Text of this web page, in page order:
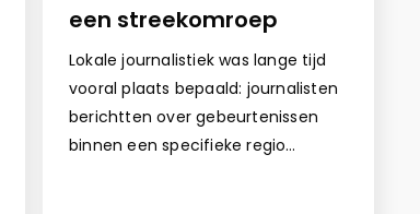
een streekomroep
Lokale journalistiek was lange tijd
vooral plaats bepaald: journalisten
berichtten over gebeurtenissen
binnen een specifieke regio…